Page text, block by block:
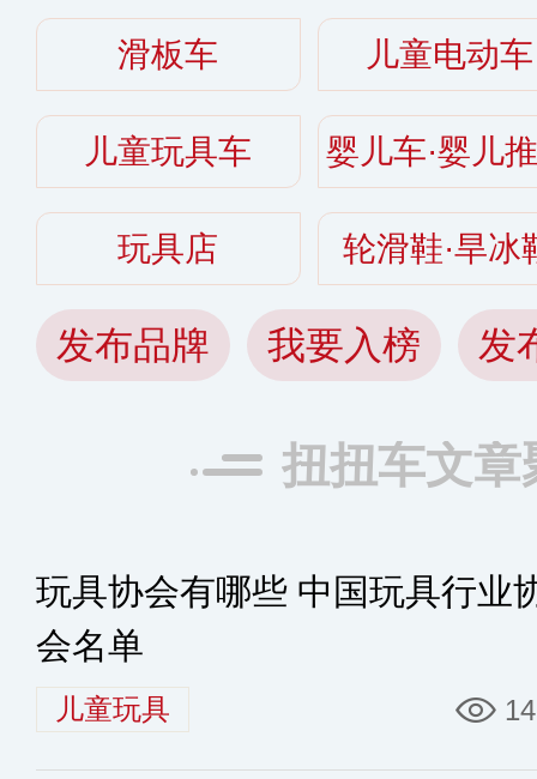
滑板车 儿童电动车
儿童玩具车 婴儿车·婴儿
玩具店 轮滑鞋·旱冰
发布品牌 我要入榜 发
扭扭车文章
玩具协会有哪些 中国玩具行业
会名单
儿童玩具